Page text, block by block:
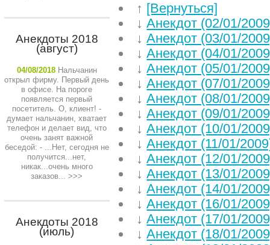
Анекдоты 2018
(август)
04/08/2018 Нальчанин
открыл фирму. Первый день
в офисе. На пороге
появляется первый
посетитель. О, клиент! -
думает нальчанин, хватает
телефон и делает вид, что
очень занят важной
беседой: - ...Нет, сегодня не
получится...нет,
никак...очень много
заказов... >>>
Анекдоты 2018
(июль)
↑ [Вернуться]
↓Анекдот (02/01/
↓Анекдот (03/01/
↓Анекдот (04/01/
↓Анекдот (05/01/
↓Анекдот (07/01/
↓Анекдот (08/01/
↓Анекдот (09/01/
↓Анекдот (10/01/
↓Анекдот (11/01/
↓Анекдот (12/01/
↓Анекдот (13/01/
↓Анекдот (14/01/
↓Анекдот (16/01/
↓Анекдот (17/01/
↓Анекдот (18/01/